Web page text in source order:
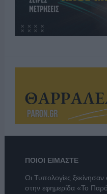
ΠΟΙΟΙ ΕΙΜΑΣΤΕ
Οι Τυπολογίες
στην εφημερίδα «Το